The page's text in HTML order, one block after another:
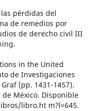
pérdidas del
de remedios por
de derecho civil III
in the United
de Investigaciones
(pp. 1431-1457).
de México. Disponible
libro.ht m?l=645.